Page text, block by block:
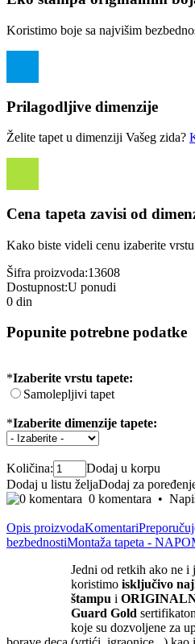
Koristimo boje sa najvišim
Prilagodljive dimenzije
Želite tapet u dimenziji Vašeg zida?
Cena tapeta zavisi od
Kako biste videli cenu izaberite
Šifra proizvoda:13608
Dostupnost:U ponudi
0 din
Popunite potrebne podatke
*Izaberite vrstu tapete:
Samolepljivi tapet
*Izaberite dimenzije tapete:
Količina:
Dodaj u korpu
Dodaj u listu željaDodaj za
0 komentara •
Opis proizvodaKomentari
bezbednostiMontaža tapeta -
Jedni od retkih ako ne i
koristimo isključivo
štampu i
Guard Gold
koje su dozvoljene za